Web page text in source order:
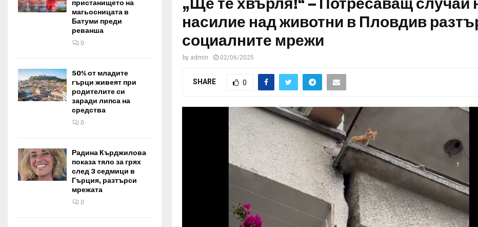
насилие над животни в Пловдив
социалните мрежи
by admin 02/06/2025
SHARE 0
пристанището на
магьосницата в
Батуми преди
реванша
0
50% от младите
гърци живеят при
родителите си
заради липса на
средства
0
Радина Кърджилова
показа тяло за грях
след 3 седмици в
Гърция, разтърси
мрежата
0